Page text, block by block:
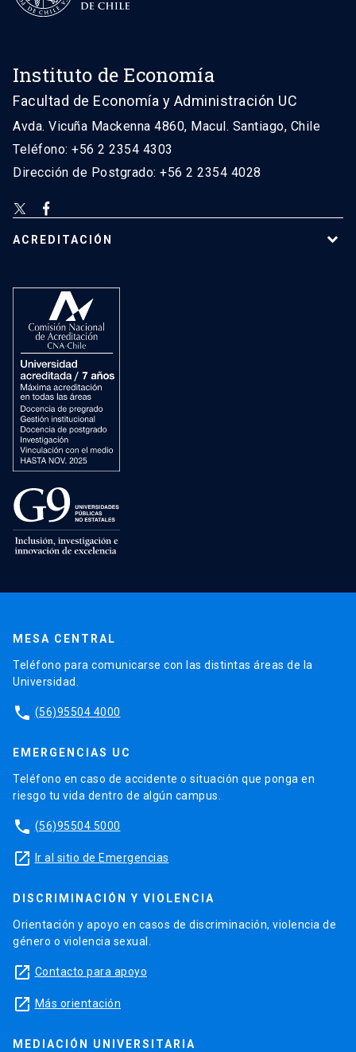
Instituto de Economía
Facultad de Economía y Administración UC
Avda. Vicuña Mackenna 4860, Macul. Santiago, Chile
Teléfono: +56 2 2354 4303
Dirección de Postgrado: +56 2 2354 4028
ACREDITACIÓN
MESA CENTRAL
Teléfono para comunicarse con las distintas áreas de la
Universidad.
phone (56)95504 4000
EMERGENCIAS UC
Teléfono en caso de accidente o situación que ponga en
riesgo tu vida dentro de algún campus.
phone (56)95504 5000
launch Ir al sitio de Emergencias
DISCRIMINACIÓN Y VIOLENCIA
Orientación y apoyo en casos de discriminación, violencia de
género o violencia sexual.
launch Contacto para apoyo
launch Más orientación
MEDIACIÓN UNIVERSITARIA